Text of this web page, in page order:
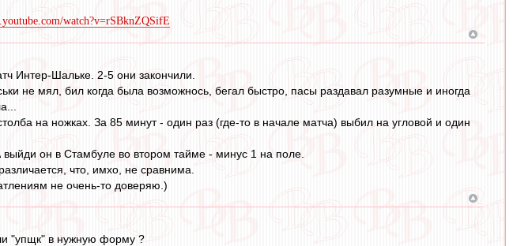
watch?v=rSBknZQSifE
Интер-Шальке. 2-5 они закончили.
не мял, бил когда была возможнось, бегал быстро, пасы раздавал разумные и иногда
на ножках. За 85 минут - один раз (где-то в начале матча) выбил на угловой и один
он в Стамбуле во втором тайме - минус 1 на поле.
что, имхо, не сравнима.
не очень-то доверяю.)
"упщк" в нужную форму ?